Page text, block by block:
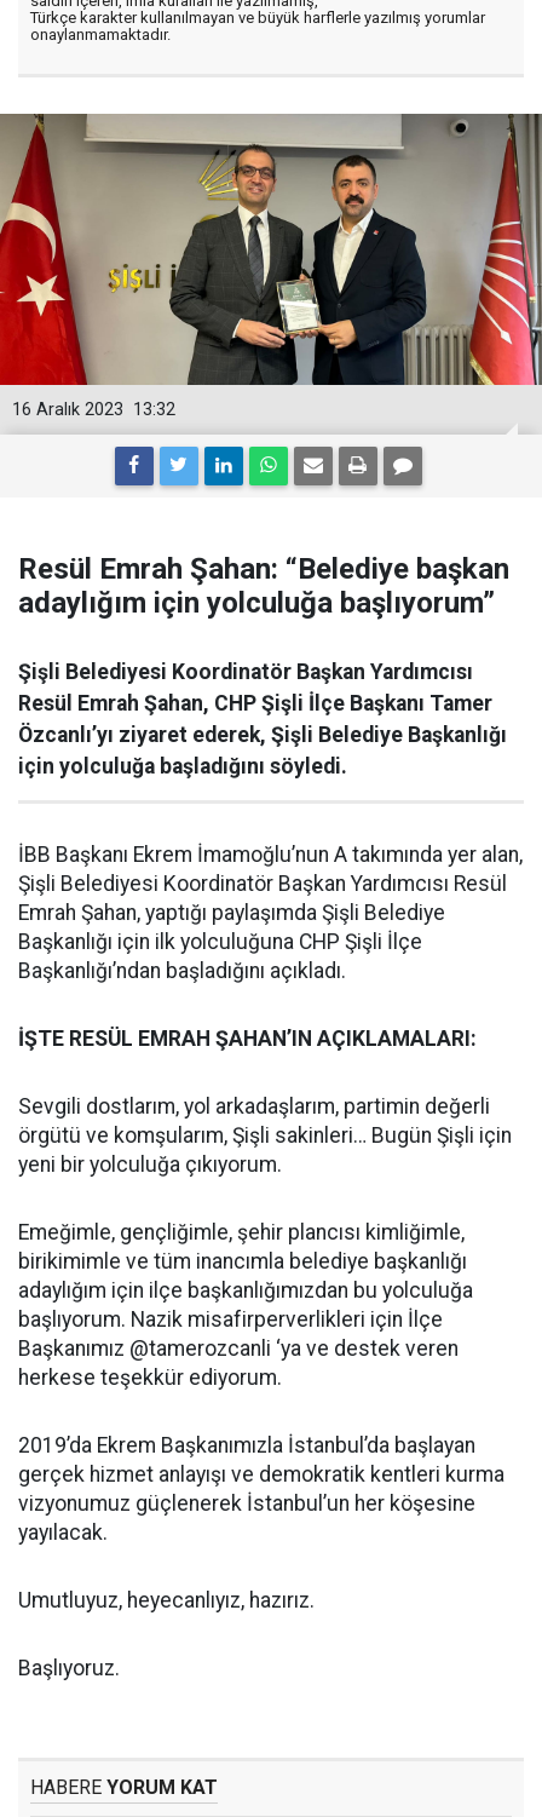
Türkçe karakter kullanılmayan ve büyük harflerle yazılmış yorumlar
onaylanmamaktadır.
13:32
16 Aralık 2023
Resül Emrah Şahan: “Belediye başkan
adaylığım için yolculuğa başlıyorum”
Şişli Belediyesi Koordinatör Başkan Yardımcısı
Resül Emrah Şahan, CHP Şişli İlçe Başkanı Tamer
Özcanlı’yı ziyaret ederek, Şişli Belediye Başkanlığı
için yolculuğa başladığını söyledi.
İBB Başkanı Ekrem İmamoğlu’nun A takımında yer alan,
Şişli Belediyesi Koordinatör Başkan Yardımcısı Resül
Emrah Şahan, yaptığı paylaşımda Şişli Belediye
Başkanlığı için ilk yolculuğuna CHP Şişli İlçe
Başkanlığı’ndan başladığını açıkladı.
İŞTE RESÜL EMRAH ŞAHAN’IN AÇIKLAMALARI:
Sevgili dostlarım, yol arkadaşlarım, partimin değerli
örgütü ve komşularım, Şişli sakinleri… Bugün Şişli için
yeni bir yolculuğa çıkıyorum.
Emeğimle, gençliğimle, şehir plancısı kimliğimle,
birikimimle ve tüm inancımla belediye başkanlığı
adaylığım için ilçe başkanlığımızdan bu yolculuğa
başlıyorum. Nazik misafirperverlikleri için İlçe
Başkanımız @tamerozcanli ‘ya ve destek veren
herkese teşekkür ediyorum.
2019’da Ekrem Başkanımızla İstanbul’da başlayan
gerçek hizmet anlayışı ve demokratik kentleri kurma
vizyonumuz güçlenerek İstanbul’un her köşesine
yayılacak.
Umutluyuz, heyecanlıyız, hazırız.
Başlıyoruz.
HABERE YORUM KAT